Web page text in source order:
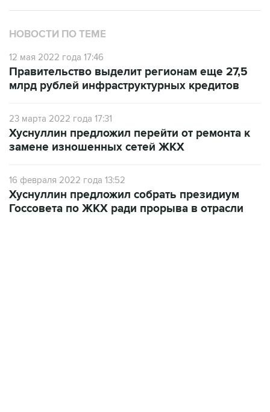
НОВОСТИ ПО ТЕМЕ
12 мая 2022 года 17:46
Правительство выделит регионам еще 27,5
млрд рублей инфраструктурных кредитов
23 марта 2022 года 17:31
Хуснуллин предложил перейти от ремонта к
замене изношенных сетей ЖКХ
16 февраля 2022 года 13:52
Хуснуллин предложил собрать президиум
Госсовета по ЖКХ ради прорыва в отрасли